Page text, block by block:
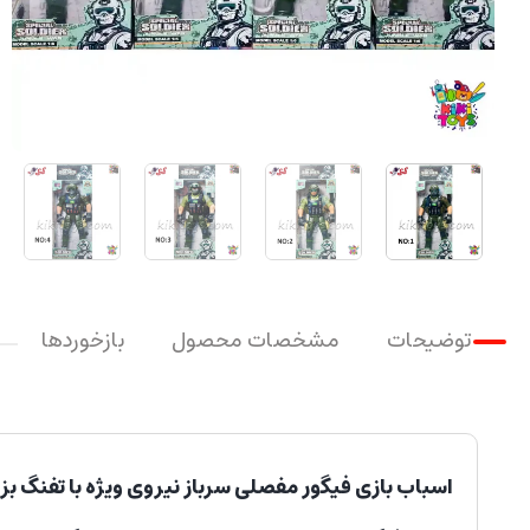
توضیحات مشخصات محصول بازخوردها
اسباب بازی فیگور مفصلی سرباز نیروی ویژه با تفنگ